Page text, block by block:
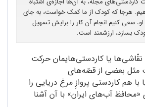
هرجا که کودک از ما کمک خواست، به جای
سعی کنیم انجام آن کار را برایش تسهیل
بسازد، ارزشمند است.
یا کاردستی‌هایمان حرکت
مثل بعضی از قصّه‌های
با هم کاردستی پروازِ مرغ دریایی را
آب‌های ایران» با آن آشنا